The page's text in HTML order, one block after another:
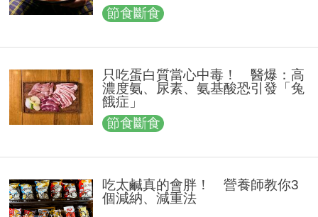
節食斷食
只吃蛋白質當心中毒！ 醫爆：高
濃度氨、尿素、氨基酸恐引發「兔
餓症」
節食斷食
吃太鹹真的會胖！ 營養師教你3
個減納、減重法